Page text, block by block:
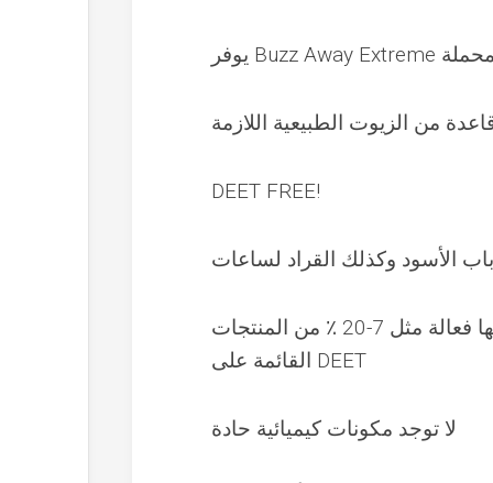
من الزيوت الطبيعية اللازمة
DEET FREE!
الأسود وكذلك القراد لساعات
درستها وزارة الزراعة الأمريكية وجامعة جيلف ، وكذلك ثبت أنها فعالة مثل 7-20 ٪ من المنتجات
القائمة على DEET
لا توجد مكونات كيميائية حادة